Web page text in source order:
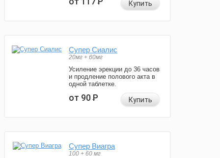
Купить
Супер Сиалис
20мг + 60мг
Усиление эрекции до 36 часов
и продление полового акта в
одной таблетке.
от 90Р Купить
Супер Виагра
100 + 60 мг